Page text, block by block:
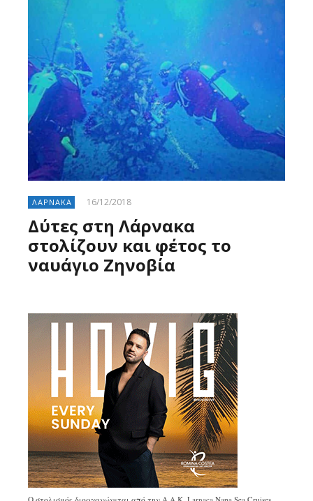
ΛΑΡΝΑΚΑ 16/12/2018
Δύτες στη Λάρνακα
στολίζουν και φέτος το
ναυάγιο Ζηνοβία